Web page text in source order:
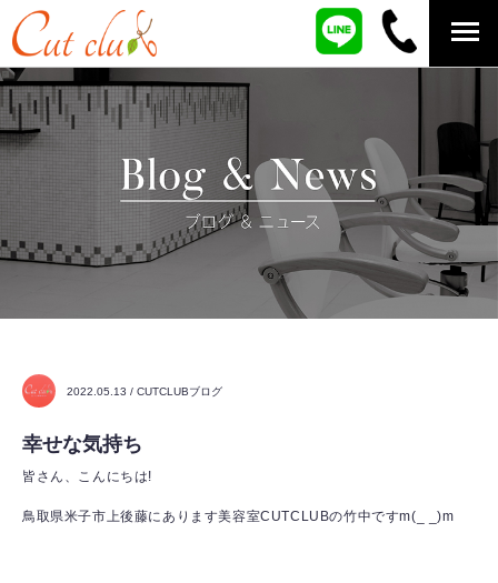
2022.05.13 / CUTCLUBブログ
幸せな気持ち
皆さん、こんにちは!
鳥取県米子市上後藤にあります美容室CUTCLUBの竹中ですm(_ _)m